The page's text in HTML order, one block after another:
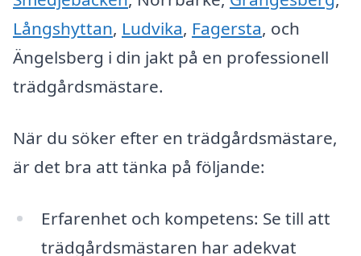
Långshyttan, Ludvika, Fagersta, och
Ängelsberg i din jakt på en professionell
trädgårdsmästare.
När du söker efter en trädgårdsmästare,
är det bra att tänka på följande:
Erfarenhet och kompetens: Se till att
trädgårdsmästaren har adekvat